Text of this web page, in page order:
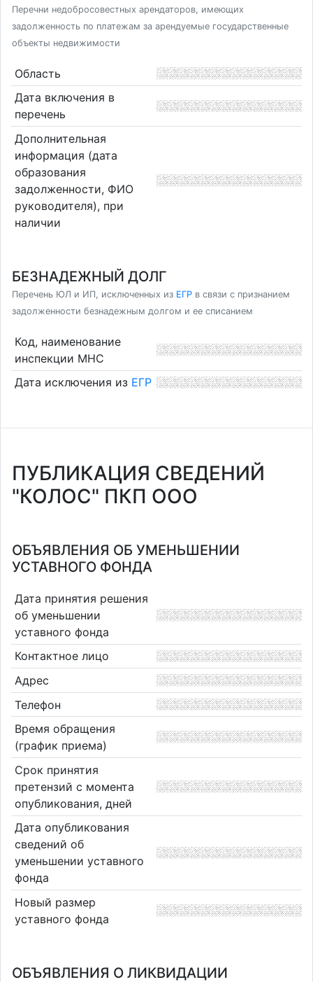
Перечни недобросовестных арендаторов, имеющих
задолженность по платежам за арендуемые государственные
объекты недвижимости
Область
Дата включения в
перечень
Дополнительная
информация (дата
образования
задолженности, ФИО
руководителя), при
наличии
БЕЗНАДЕЖНЫЙ ДОЛГ
Перечень ЮЛ и ИП, исключенных из ЕГР в связи с признанием
задолженности безнадежным долгом и ее списанием
Код, наименование
инспекции МНС
Дата исключения из ЕГР
ПУБЛИКАЦИЯ СВЕДЕНИЙ
"КОЛОС" ПКП ООО
ОБЪЯВЛЕНИЯ ОБ УМЕНЬШЕНИИ
УСТАВНОГО ФОНДА
Дата принятия решения
об уменьшении
уставного фонда
Контактное лицо
Адрес
Телефон
Время обращения
(график приема)
Срок принятия
претензий с момента
опубликования, дней
Дата опубликования
сведений об
уменьшении уставного
фонда
Новый размер
уставного фонда
ОБЪЯВЛЕНИЯ О ЛИКВИДАЦИИ